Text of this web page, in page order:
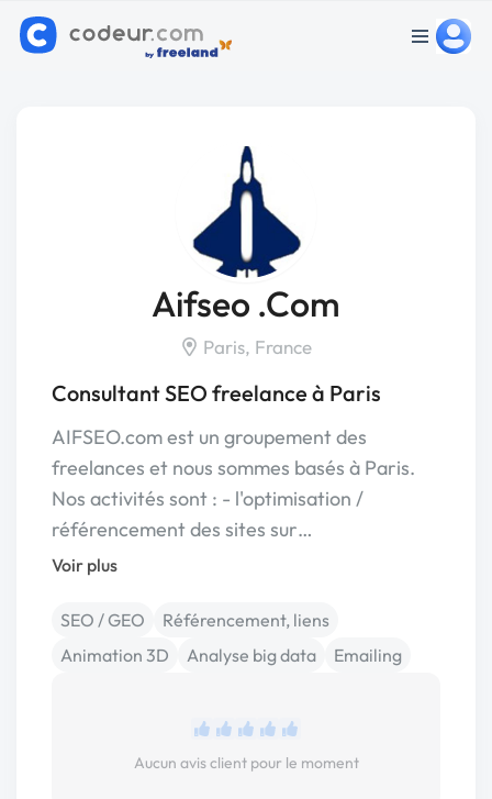
Aifseo .Com
Paris, France
Consultant SEO freelance à Paris
AIFSEO.com est un groupement des
freelances et nous sommes basés à Paris.
Nos activités sont : - l'optimisation /
référencement des sites sur…
Voir plus
SEO / GEO
Référencement, liens
Animation 3D
Analyse big data Emailing
Aucun avis client pour le moment